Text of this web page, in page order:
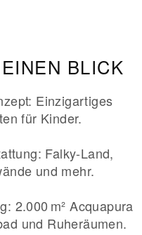
BLICK
Einzigartiges
für Kinder.
Falky-Land,
und mehr.
2.000 m² Acquapura
und Ruheräumen.